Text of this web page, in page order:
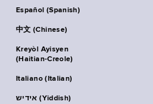
Español (Spanish)
中文 (Chinese)
Kreyòl Ayisyen
(Haitian-Creole)
Italiano (Italian)
אידיש (Yiddish)